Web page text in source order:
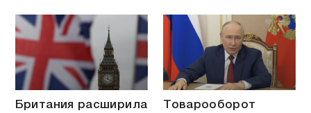
Британия расширила
Товарооборот